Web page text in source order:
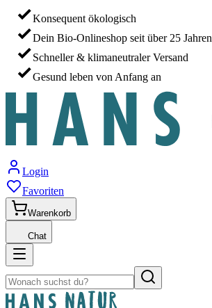
Konsequent ökologisch
Dein Bio-Onlineshop seit über 25 Jahren
Schneller & klimaneutraler Versand
Gesund leben von Anfang an
Login
Favoriten
Warenkorb
Chat